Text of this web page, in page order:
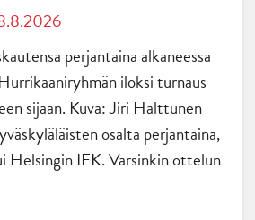
perjantaina alkaneessa
iloksi turnaus
sijaan. Kuva: Jiri Halttunen
osalta perjantaina,
Helsingin IFK. Varsinkin ottelun